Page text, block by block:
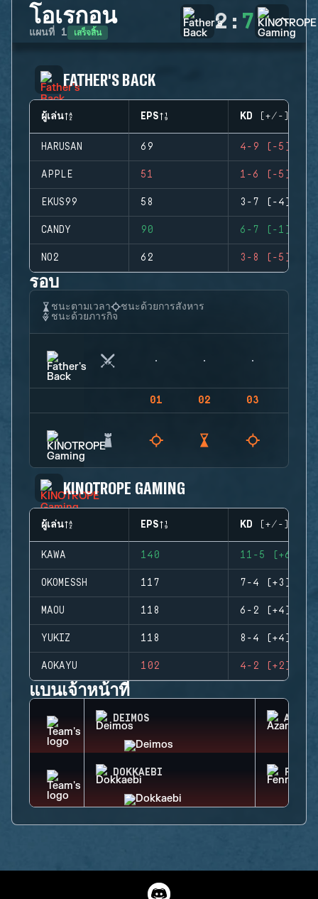
โอเรกอน
แผนที่ 1 เสร็จสิ้น 2 : 7
FATHER'S BACK
ผู้เล่น EPS KD (+/-)
HARUSAN 69 4-9 (-5)
APPLE 51 1-6 (-5)
EKUS99 58 3-7 (-4)
CANDY 90 6-7 (-1)
NO2 62 3-8 (-5)
รอบ
ชนะตามเวลา
ชนะด้วยการสังหาร
ชนะด้วยภารกิจ
01 02 03
KINOTROPE GAMING
ผู้เล่น EPS KD (+/-)
KAWA 140 11-5 (+6)
OKOMESSH 117 7-4 (+3)
MAOU 118 6-2 (+4)
YUKIZ 118 8-4 (+4)
AOKAYU 102 4-2 (+2)
แบนเจ้าหน้าที่
DEIMOS AZAMI
DOKKAEBI